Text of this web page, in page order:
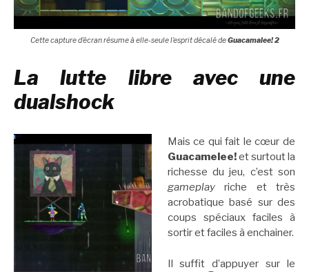
Cette capture d’écran résume à elle-seule l’esprit décalé deGuacamalee! 2
La lutte libre avec une
dualshock
Mais ce qui fait le cœur de
Guacamelee!et surtout la
richesse du jeu, c’est son
gameplayriche et très
acrobatique basé sur des
coups spéciaux faciles à
sortir et faciles à enchainer.
Il suffit d’appuyer sur le